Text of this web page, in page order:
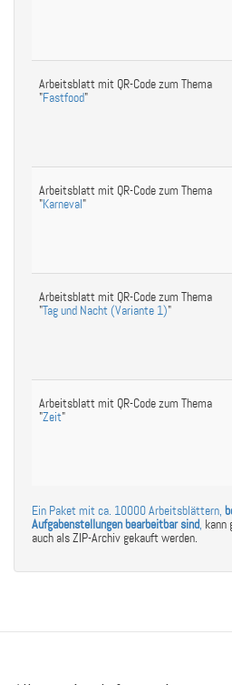
Arbeitsblatt mit QR-Code zum Thema
"Fastfood"
Arbeitsblatt mit QR-Code zum Thema
"Karneval"
Arbeitsblatt mit QR-Code zum Thema
"Tag und Nacht (Variante 1)"
Arbeitsblatt mit QR-Code zum Thema
"Zeit"
Ein Paket mit ca. 10000 Arbeitsblättern,
Aufgabenstellungen bearbeitbar sind, kann
auch als ZIP-Archiv gekauft werden.